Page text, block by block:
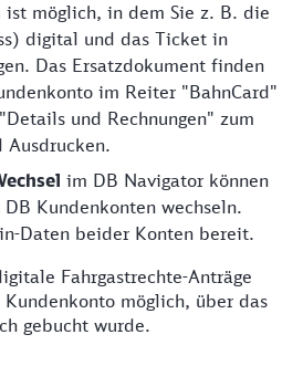
ist möglich, in dem Sie z. B. die
digital und das Ticket in
Das Ersatzdokument finden
im Reiter "BahnCard"
und Rechnungen" zum
Ausdrucken.
im DB Navigator können
Kundenkonten wechseln.
Daten beider Konten bereit.
Fahrgastrechte-Anträge
möglich, über das
gebucht wurde.